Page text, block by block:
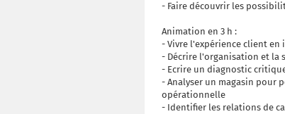
- Faire découvrir les
Animation en 3 h :
- Vivre l'expérience client en
- Décrire l'organisation et
- Ecrire un diagnostic
- Analyser un magasin pour
opérationnelle
- Identifier les relations de